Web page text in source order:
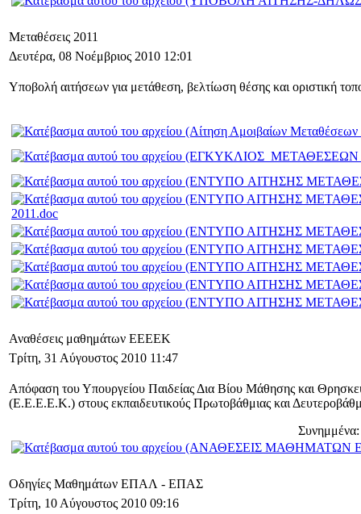
Μεταθέσεις 2011
Δευτέρα, 08 Νοέμβριος 2010 12:01
Υποβολή αιτήσεων για μετάθεση, βελτίωση θέσης και οριστική
2011.doc
Αναθέσεις μαθημάτων ΕΕΕΕΚ
Τρίτη, 31 Αύγουστος 2010 11:47
Απόφαση του Υπουργείου Παιδείας Δια Βίου Μάθησης και
(Ε.Ε.Ε.Ε.Κ.) στους εκπαιδευτικούς Πρωτοβάθμιας και
Συνημμένα:
Οδηγίες Μαθημάτων ΕΠΑΛ - ΕΠΑΣ
Τρίτη, 10 Αύγουστος 2010 09:16